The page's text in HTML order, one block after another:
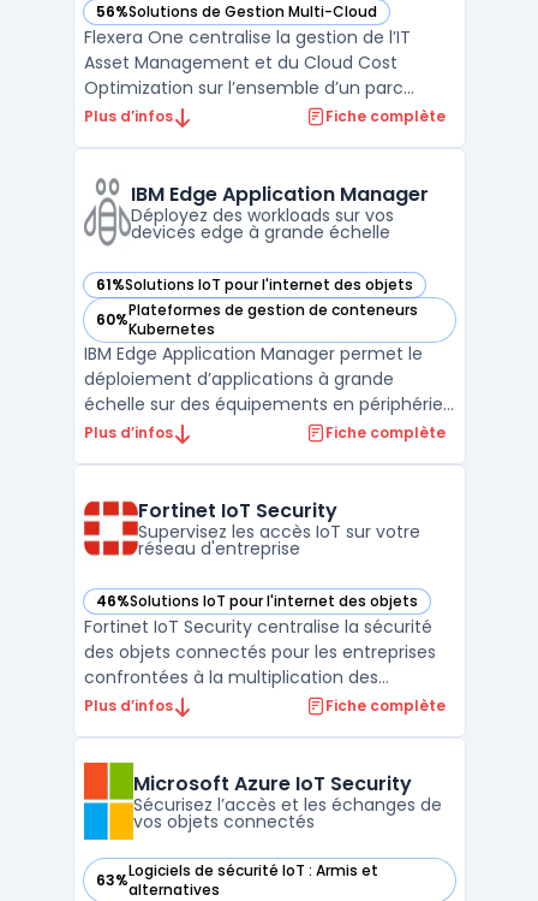
56%Solutions de Gestion Multi-Cloud
— voir Flexera One dans cette catégorie
Flexera One centralise la gestion de l’IT
Asset Management et du Cloud Cost
Optimization sur l’ensemble d’un parc
hybride. Les entreprises gérant des
rencontrent des enjeux de pilotage, de coût
et de conformité. L’utilisatio ...
Plus d’infos Fiche complète
IBM Edge Application Manager
Déployez des workloads sur vos
devices edge à grande échelle
61%Solutions IoT pour l'internet des objets
— voir IBM Edge Application Manager dans cette catégorie
60%Plateformes de gestion de conteneurs
Kubernetes
— voir IBM Edge Application Manager dans cette catégorie
IBM Edge Application Manager permet le
déploiement d’applications à grande
échelle sur des équipements en périphérie
de réseau. Les organisations ayant de
d’applications et de modèles ML, en
privilégiant une gest ...
Plus d’infos Fiche complète
Fortinet IoT Security
Supervisez les accès IoT sur votre
réseau d'entreprise
46%Solutions IoT pour l'internet des objets
— voir Fortinet IoT Security dans cette catégorie
Fortinet IoT Security centralise la sécurité
des objets connectés pour les entreprises
confrontées à la multiplication des
terminaux sur leur réseau. L’arrivée massive
d’éviter les failles de sécurité. Sans visibilité
claire ...
Plus d’infos Fiche complète
Microsoft Azure IoT Security
Sécurisez l’accès et les échanges de
vos objets connectés
63%Logiciels de sécurité IoT : Armis et
alternatives
— voir Microsoft Azure IoT Security dans cette catégorie